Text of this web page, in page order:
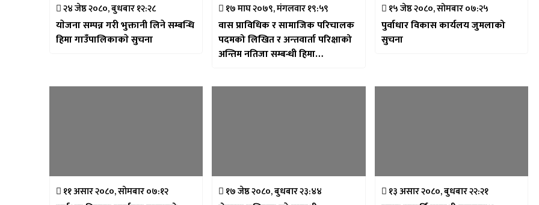
२४ जेष्ठ २०८०, बुधबार १२:२८
याेजना सम्पन्न गरी भुक्तानी लिने सम्बन्धि
हिमा गाउँपालिकाकाे सुचना
१७ माघ २०७९, मंगलवार १९:५९
वास प्राविधिक र सामाजिक परिचालक
पदमको लिखित र अन्‍तवार्ता परिक्षाको
अन्तिम नतिजा सम्बन्धी हिमा
१५ जेष्ठ २०८०, सोमबार ०७:२५
पुर्वाधार विकास कार्यलय जुमलाको
सुचना
११ असार २०८०, सोमबार ०७:१२ १७ जेष्ठ २०८०, बुधबार २३:४४ १३ असार २०८०, बुधबार २२:२१